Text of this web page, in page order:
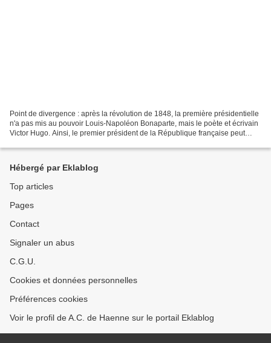
Point de divergence : après la révolution de 1848, la première présidentielle
n'a pas mis au pouvoir Louis-Napoléon Bonaparte, mais le poète et écrivain
Victor Hugo. Ainsi, le premier président de la République française peut
Hébergé par Eklablog
Top articles
Pages
Contact
Signaler un abus
C.G.U.
Cookies et données personnelles
Préférences cookies
Voir le profil de A.C. de Haenne sur le portail Eklablog